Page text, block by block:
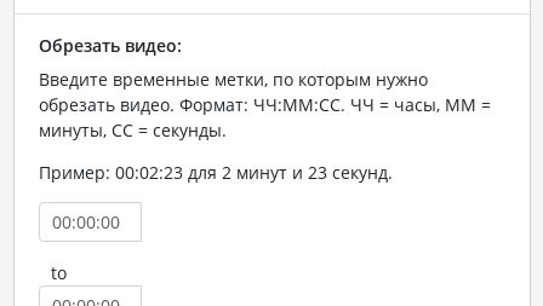
Обрезать видео:
Введите временные метки, по которым нужно
обрезать видео. Формат: ЧЧ:ММ:СС. ЧЧ = часы, ММ =
минуты, СС = секунды.
Пример: 00:02:23 для 2 минут и 23 секунд.
to